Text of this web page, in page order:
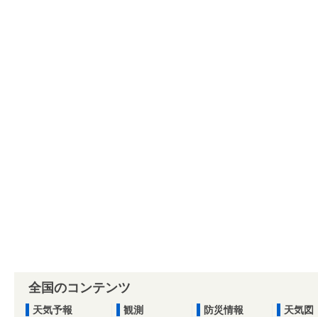
全国のコンテンツ
天気予報
観測
防災情報
天気図